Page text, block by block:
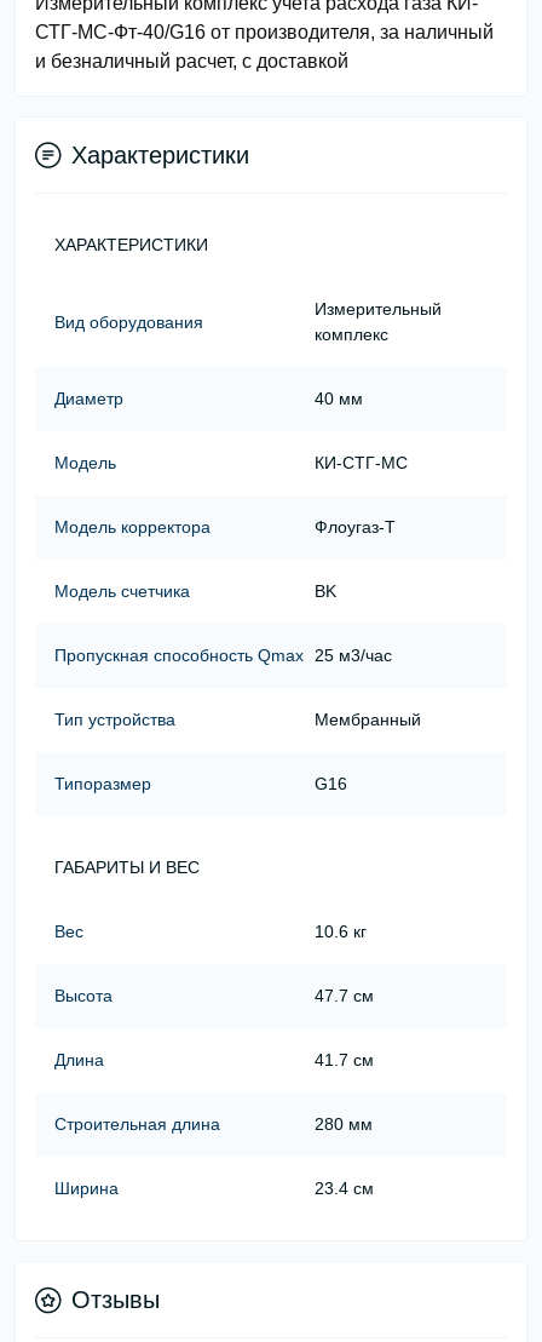
СТГ-МС-Фт-40/G16 от производителя, за наличный
и безналичный расчет, с доставкой
Характеристики
ХАРАКТЕРИСТИКИ
Вид оборудования
Измерительный
комплекс
Диаметр 40 мм
Модель КИ-СТГ-МС
Модель корректора Флоугаз-Т
Модель счетчика BK
Пропускная способность Qmax 25 м3/час
Тип устройства Мембранный
Типоразмер G16
ГАБАРИТЫ И ВЕС
Вес 10.6 кг
Высота 47.7 см
Длина 41.7 см
Строительная длина 280 мм
Ширина 23.4 см
Отзывы